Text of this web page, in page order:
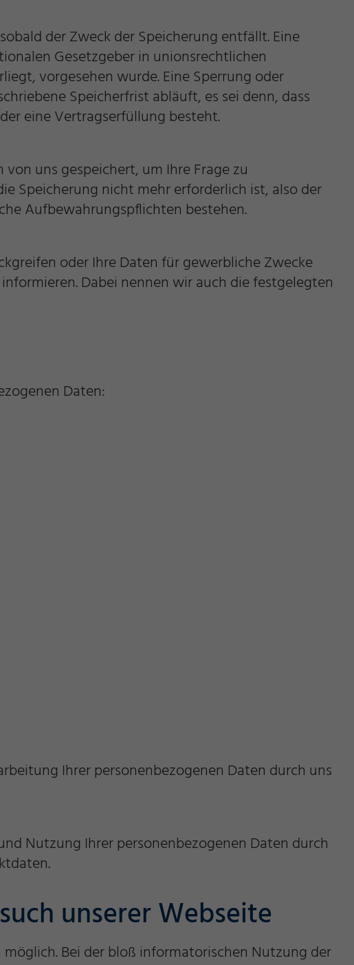
der Zweck der Speicherung entfällt. Eine
Gesetzgeber in unionsrechtlichen
vorgesehen wurde. Eine Sperrung oder
Speicherfrist abläuft, es sei denn, dass
eine Vertragserfüllung besteht.
uns gespeichert, um Ihre Frage zu
Speicherung nicht mehr erforderlich ist, also der
Aufbewahrungspflichten bestehen.
oder Ihre Daten für gewerbliche Zwecke
Dabei nennen wir auch die festgelegten
Daten:
Ihrer personenbezogenen Daten durch uns
Nutzung Ihrer personenbezogenen Daten durch
unserer Webseite
Bei der bloß informatorischen Nutzung der